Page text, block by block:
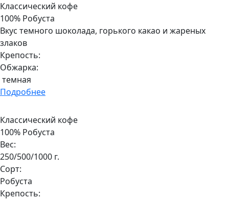
Классический кофе
100% Робуста
Вкус темного шоколада, горького какао и жареных
злаков
Крепость:
Обжарка:
темная
Подробнее
Классический кофе
100% Робуста
Вес:
250/500/1000 г.
Сорт:
Робуста
Крепость: